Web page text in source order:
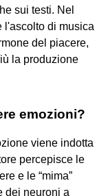
sui testi. Nel
l'ascolto di musica
del piacere,
la produzione
emozioni?
viene indotta
percepisce le
e le “mima”
dei neuroni a